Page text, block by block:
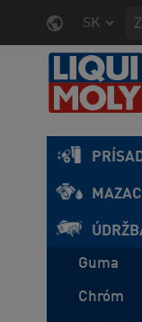
SK
Guma
Chróm